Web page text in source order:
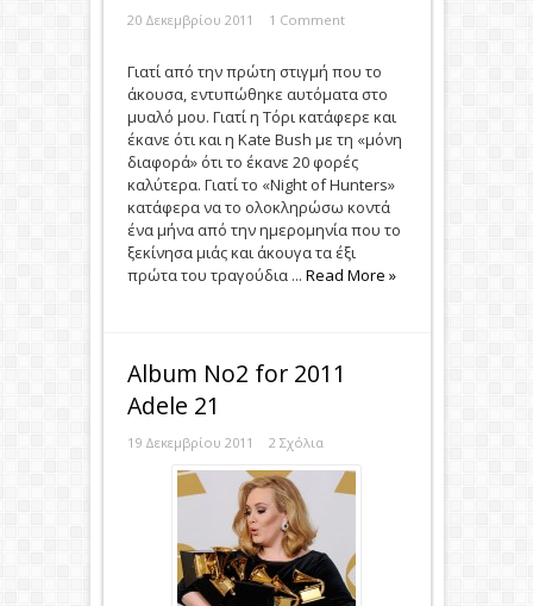
20 Δεκεμβρίου 2011 1 Comment
Γιατί από την πρώτη στιγμή που το
άκουσα, εντυπώθηκε αυτόματα στο
μυαλό μου. Γιατί η Τόρι κατάφερε και
έκανε ότι και η Kate Bush με τη «μόνη
διαφορά» ότι το έκανε 20 φορές
καλύτερα. Γιατί το «Night of Hunters»
κατάφερα να το ολοκληρώσω κοντά
ένα μήνα από την ημερομηνία που το
ξεκίνησα μιάς και άκουγα τα έξι
πρώτα του τραγούδια ... Read More »
Album Νο2 for 2011
Adele 21
19 Δεκεμβρίου 2011 2 Σχόλια